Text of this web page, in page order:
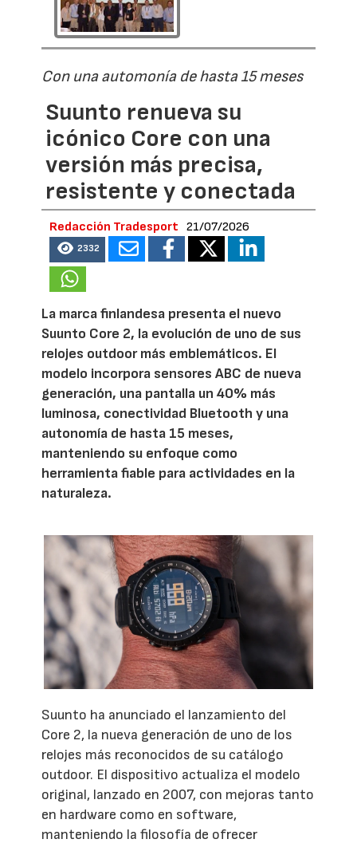
Con una automonía de hasta 15 meses
Suunto renueva su
icónico Core con una
versión más precisa,
resistente y conectada
Redacción Tradesport 21/07/2026
2332
La marca finlandesa presenta el nuevo
Suunto Core 2, la evolución de uno de sus
relojes outdoor más emblemáticos. El
modelo incorpora sensores ABC de nueva
generación, una pantalla un 40% más
luminosa, conectividad Bluetooth y una
autonomía de hasta 15 meses,
manteniendo su enfoque como
herramienta fiable para actividades en la
naturaleza.
Suunto ha anunciado el lanzamiento del
Core 2, la nueva generación de uno de los
relojes más reconocidos de su catálogo
outdoor. El dispositivo actualiza el modelo
original, lanzado en 2007, con mejoras tanto
en hardware como en software,
manteniendo la filosofía de ofrecer